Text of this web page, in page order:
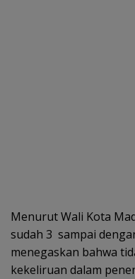
Menurut Wali Kota
sudah 3 sampai
menegaskan bahwa
kekeliruan dalam